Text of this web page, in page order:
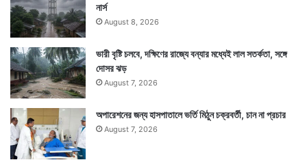
নার্স
August 8, 2026
ভারী বৃষ্টি চলবে, দক্ষিণের রাজ্যে বন্যার মধ্যেই লাল সতর্কতা, সঙ্গে
দোসর ঝড়
August 7, 2026
অপারেশনের জন্য হাসপাতালে ভর্তি মিঠুন চক্রবর্তী, চান না প্রচার
August 7, 2026